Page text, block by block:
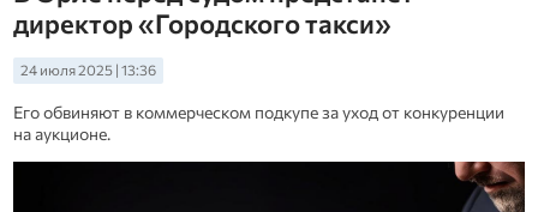
директор «Городского такси»
24 июля 2025 | 13:36
Его обвиняют в коммерческом подкупе за уход от конкуренции
на аукционе.